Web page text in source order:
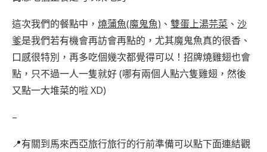
這次我們的餐點中， 燒蒲魚(魔鬼魚) 、 雙蛋上湯芫菜 、 沙
爹是我們若有機會再訪會再點的，尤其魔鬼魚真的很香、
口感很特別，再多吃個幾次都覺得可以！招牌燒雞翅也會
點，只不過一人一隻就好 (哪有兩個人點六隻雞翅，然後
又點一大堆菜的啦 XD)
–
📍有關到馬來西亞旅行旅行的行前準備可以點下面連結觀